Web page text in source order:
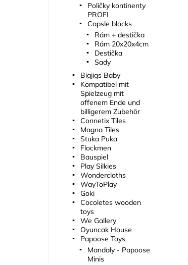
Poličky kontinenty
PROFI
Capsle blocks
Rám + destička
Rám 20x20x4cm
Destička
Sady
Bigjigs Baby
Kompatibel mit
Spielzeug mit
offenem Ende und
billigerem Zubehör
Connetix Tiles
Magna Tiles
Stuka Puka
Flockmen
Bauspiel
Play Silkies
Wondercloths
WayToPlay
Goki
Cocoletes wooden
toys
We Gallery
Oyuncak House
Papoose Toys
Mandaly - Papoose
Minis